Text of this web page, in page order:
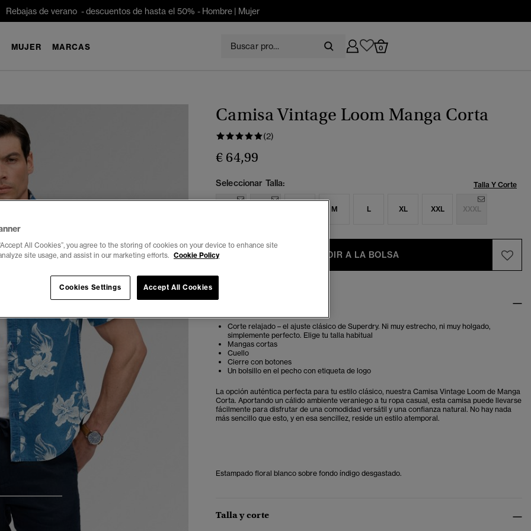
Rebajas de verano - descuentos de hasta el 50% - Hombre | Mujer
MUJER MARCAS 0
Camisa Vintage Loom Manga Corta
(2)
€ 64,99
Seleccionar Talla: Talla Y Corte
M L XL XXL XXXL
AÑADIR A LA BOLSA
Notas del editor
Corte relajado – el ajuste clásico de Superdry. Ni muy estrecho, ni muy holgado,
simplemente perfecto. Elige tu talla habitual
Mangas cortas
Cuello
Cierre con botones
Un bolsillo en el pecho con etiqueta de logo
La opción auténtica perfecta para tu estilo clásico, nuestra Camisa Vintage Loom de Manga
Corta. Aportando un cálido ambiente veraniego a tu ropa casual, esta camisa puede llevarse
fácilmente para disfrutar de una comodidad versátil y una confianza natural. No hay nada
más sencillo que esto, y en esa sencillez, reside un estilo atemporal.
Estampado floral blanco sobre fondo índigo desgastado.
Talla y corte
All Cookies”, you agree to the storing of cookies on your device to enhance site
site usage, and assist in our marketing efforts. Cookie Policy
Accept All Cookies
Cookies Settings